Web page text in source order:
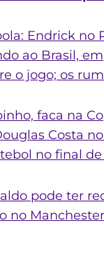
Endrick no
ao Brasil,
o jogo; os
faca na
Costa
no final
pode ter
no